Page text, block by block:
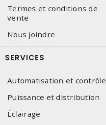
Termes et conditions de
vente
Nous joindre
SERVICES
Automatisation et contrôle
Puissance et distribution
Éclairage